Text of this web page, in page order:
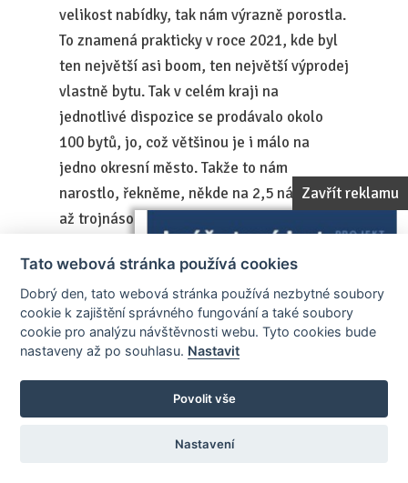
Zavřít reklamu
velikost nabídky, tak nám výrazně porostla.
To znamená prakticky v roce 2021, kde byl
ten největší asi boom, ten největší výprodej
vlastně bytu. Tak v celém kraji na
jednotlivé dispozice se prodávalo okolo
100 bytů, jo, což většinou je i málo na
jedno okresní město. Takže to nám
narostlo, řekněme, někde na 2,5 násobek
až trojnásobek. A víceméně, víceméně
relativně pozdě zlevňovat. Ten, ty slevy
narostly v jiných krajích více a dříve, než je
tomu, než je tomu právě v tom kraji
Vysočina. A možná bych se rovnou zeptal,
vás v tom kraji dochází k tomu zpoždění,
oproti třeba standardu v té republice?
Tato webová stránka používá cookies
Dobrý den, tato webová stránka používá nezbytné soubory
cookie k zajištění správného fungování a také soubory
cookie pro analýzu návštěvnosti webu. Tyto cookies bude
nastaveny až po souhlasu. Nastavit
Povolit vše
Nastavení